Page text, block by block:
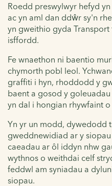
Roedd preswylwyr hefyd
ac yn aml dan ddŵr sy'n
yn gweithio gyda
isffordd.
Fe wnaethon ni baentio
chymorth pobl leol.
graffiti i hyn, rhoddodd y
baent a gosod y
yn dal i hongian rhywfaint
Yn yr un modd, dywedodd
gweddnewidiad ar y
caeadau ar ôl iddyn nhw
wythnos o weithdai celf
feddwl am syniadau a
siopau.